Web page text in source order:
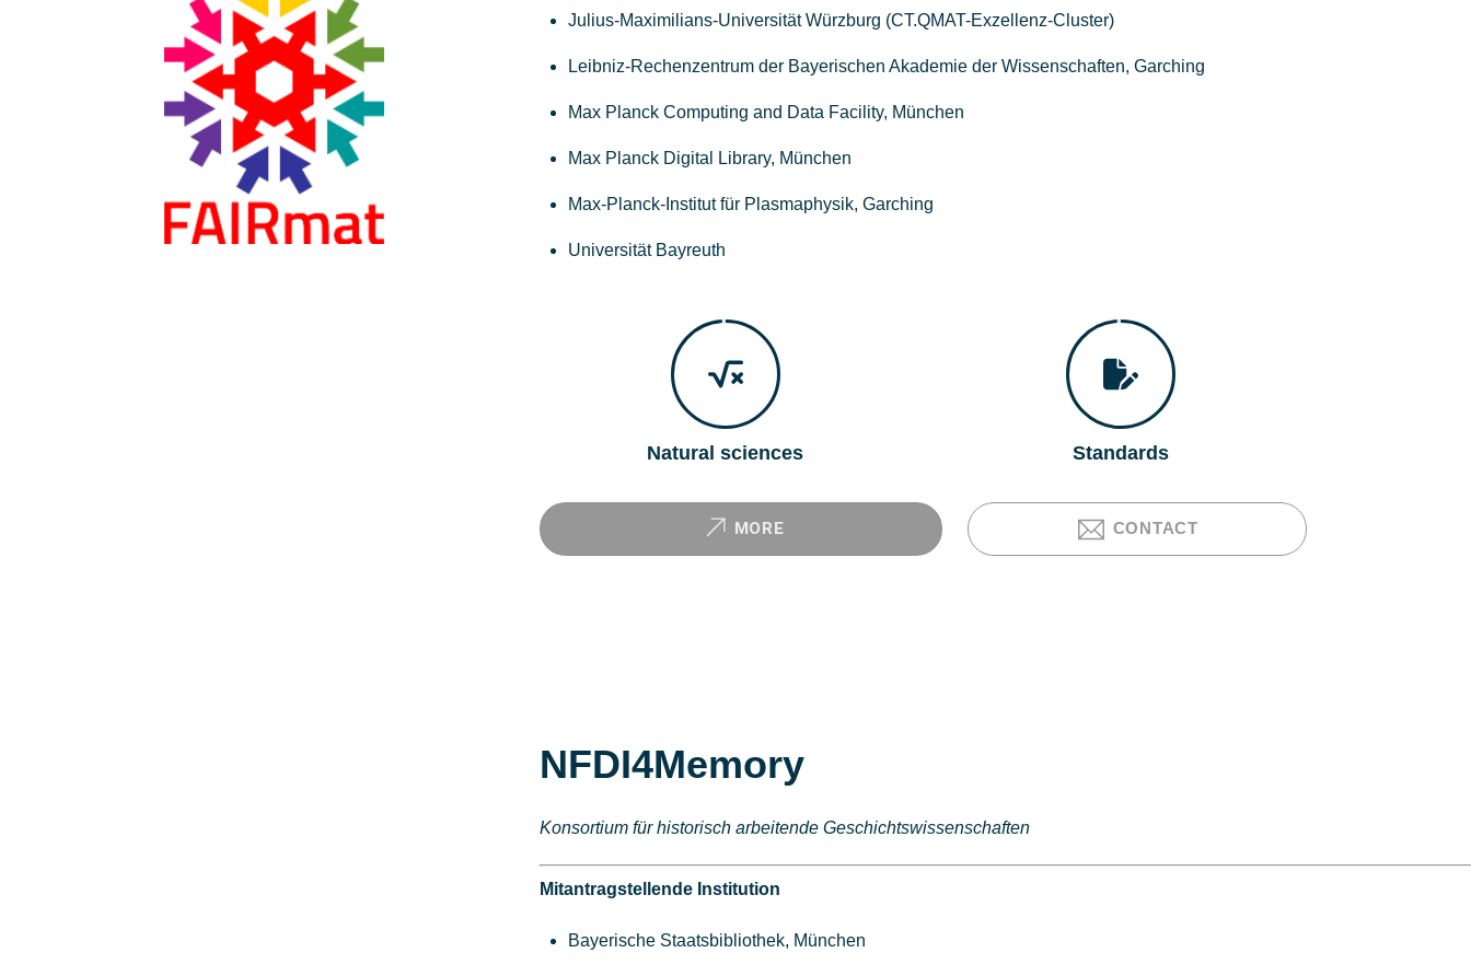
Julius-Maximilians-Universität Würzburg (CT.QMAT-Exzellenz-Cluster)
Leibniz-Rechenzentrum der Bayerischen Akademie der Wissenschaften, Garching
Max Planck Computing and Data Facility, München
Max Planck Digital Library, München
Max-Planck-Institut für Plasmaphysik, Garching
Universität Bayreuth
Natural sciences Standards
MORE CONTACT
NFDI4Memory
Konsortium für historisch arbeitende Geschichtswissenschaften
Mitantragstellende Institution
Bayerische Staatsbibliothek, München